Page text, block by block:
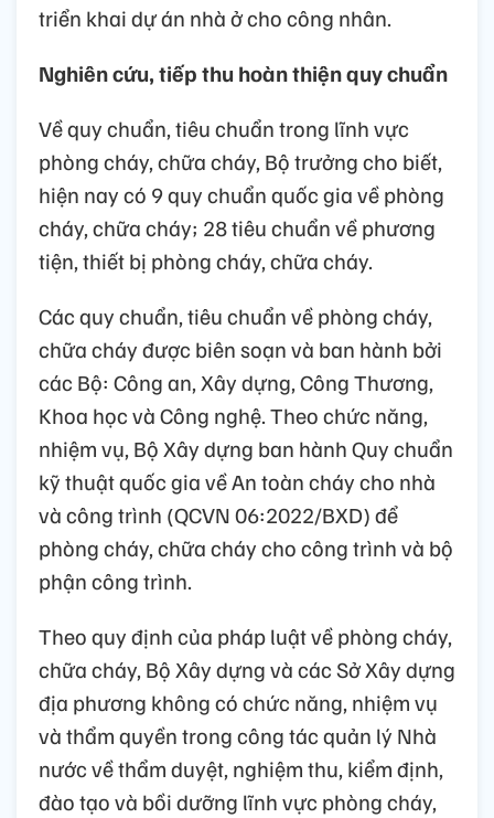
triển khai dự án nhà ở cho công nhân.
Nghiên cứu, tiếp thu hoàn thiện quy chuẩn
Về quy chuẩn, tiêu chuẩn trong lĩnh vực
phòng cháy, chữa cháy, Bộ trưởng cho biết,
hiện nay có 9 quy chuẩn quốc gia về phòng
cháy, chữa cháy; 28 tiêu chuẩn về phương
tiện, thiết bị phòng cháy, chữa cháy.
Các quy chuẩn, tiêu chuẩn về phòng cháy,
chữa cháy được biên soạn và ban hành bởi
các Bộ: Công an, Xây dựng, Công Thương,
Khoa học và Công nghệ. Theo chức năng,
nhiệm vụ, Bộ Xây dựng ban hành Quy chuẩn
kỹ thuật quốc gia về An toàn cháy cho nhà
và công trình (QCVN 06:2022/BXD) để
phòng cháy, chữa cháy cho công trình và bộ
phận công trình.
Theo quy định của pháp luật về phòng cháy,
chữa cháy, Bộ Xây dựng và các Sở Xây dựng
địa phương không có chức năng, nhiệm vụ
và thẩm quyền trong công tác quản lý Nhà
nước về thẩm duyệt, nghiệm thu, kiểm định,
đào tạo và bồi dưỡng lĩnh vực phòng cháy,